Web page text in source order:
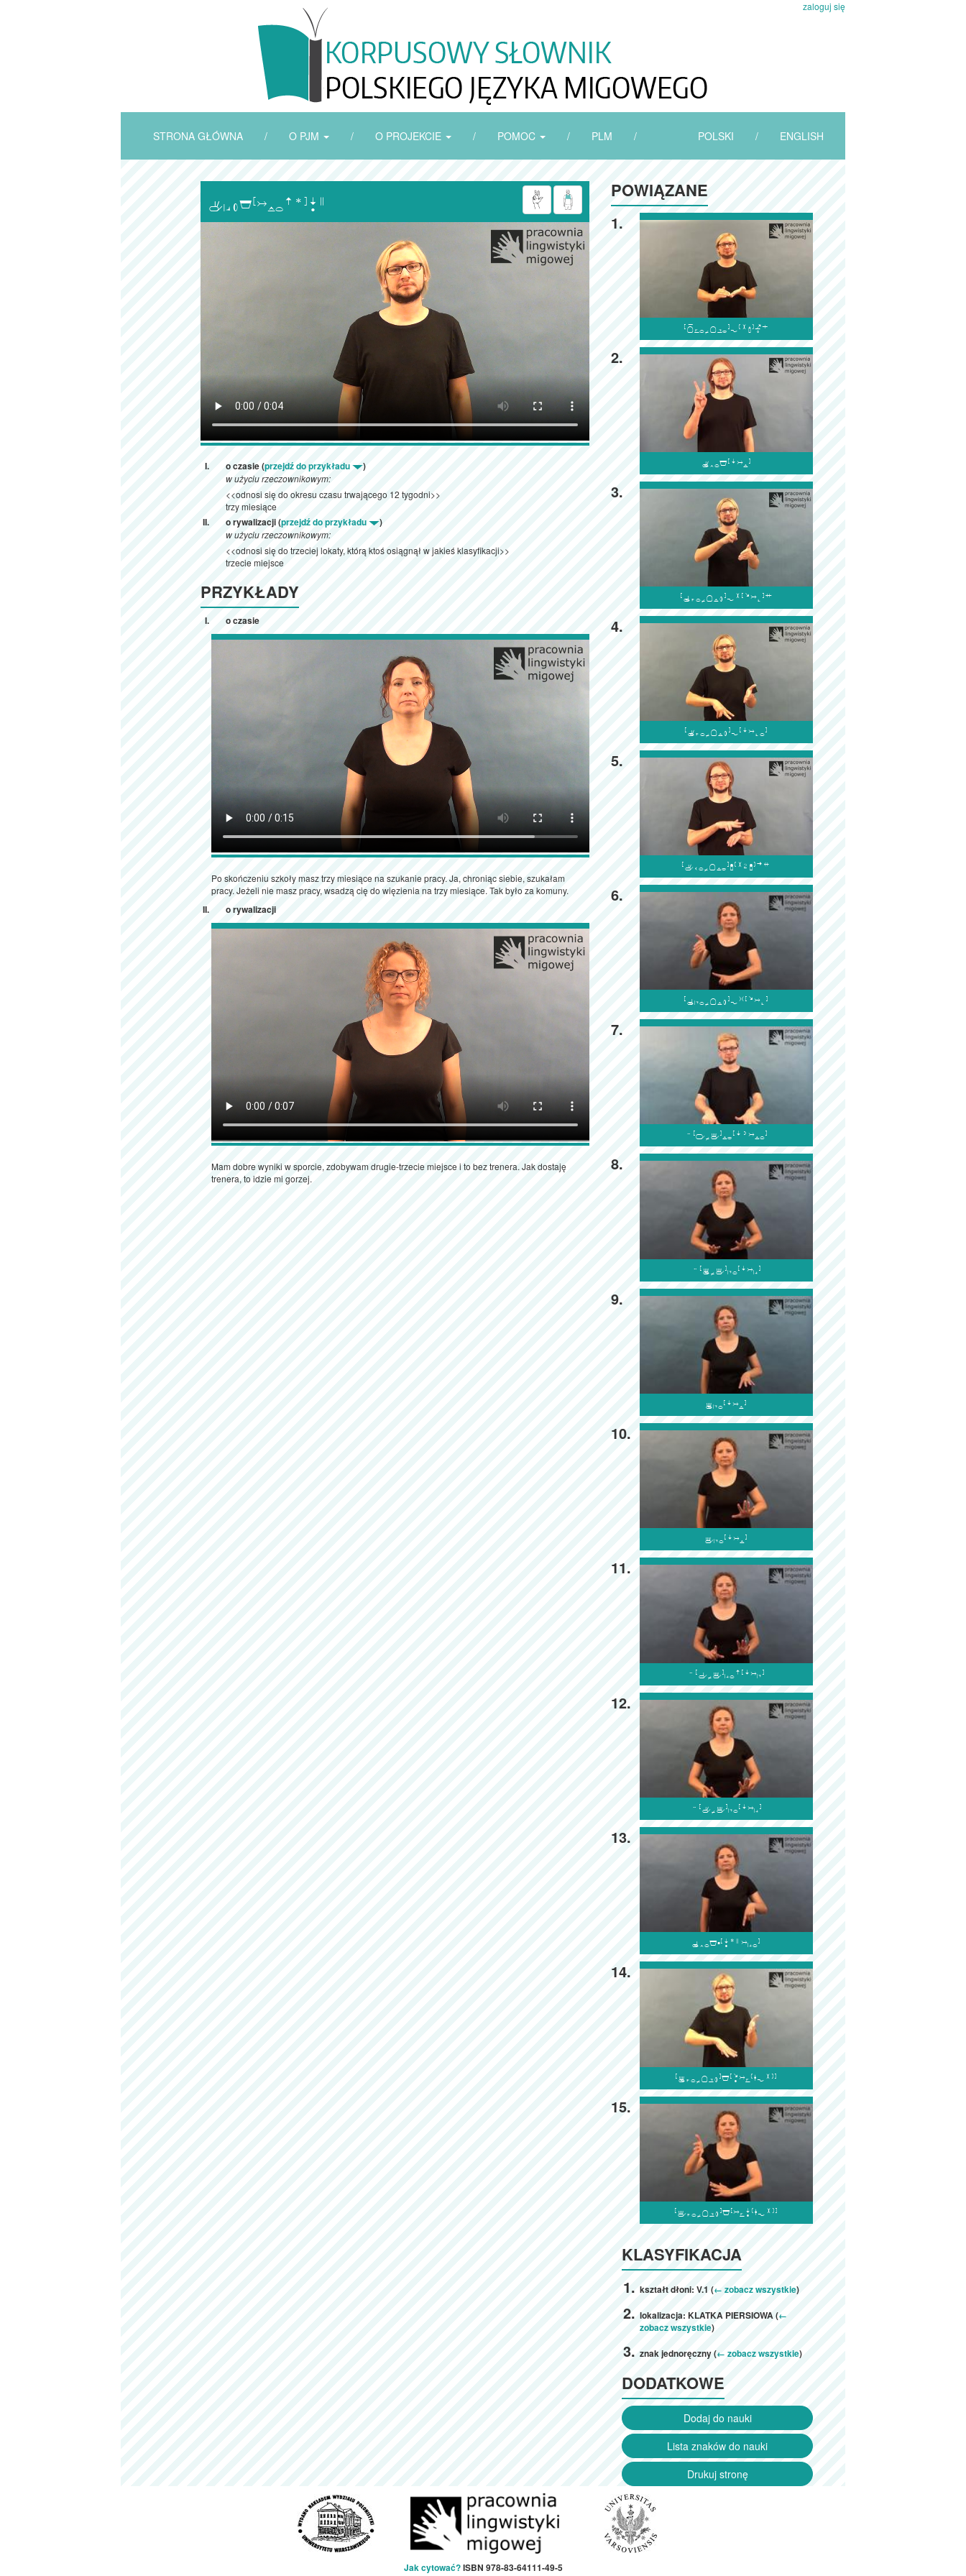
zaloguj się
STRONA GŁÓWNA / O PJM / O PROJEKCIE / POMOC / PLM / POLSKI / ENGLISH

o czasie (przejdź do przykładu )
w użyciu rzeczownikowym:
<<odnosi się do okresu czasu trwającego 12 tygodni>>
trzy miesiące
o rywalizacji (przejdź do przykładu )
w użyciu rzeczownikowym:
<<odnosi się do trzeciej lokaty, którą ktoś osiągnął w jakieś klasyfikacji>>
trzecie miejsce
PRZYKŁADY
o czasie
Po skończeniu szkoły masz trzy miesiące na szukanie pracy. Ja, chroniąc siebie, szukałam
pracy. Jeżeli nie masz pracy, wsadzą cię do więzienia na trzy miesiące. Tak było za komuny.
o rywalizacji
Mam dobre wyniki w sporcie, zdobywam drugie-trzecie miejsce i to bez trenera. Jak dostaję
trenera, to idzie mi gorzej.
POWIĄZANE
1.

2.

3.

4.

5.

6.

7.

8.

9.

10.

11.

12.

13.

14.

15.

KLASYFIKACJA
kształt dłoni: V.1 (← zobacz wszystkie)
lokalizacja: KLATKA PIERSIOWA (←
zobacz wszystkie)
znak jednoręczny (← zobacz wszystkie)
DODATKOWE
Dodaj do nauki
Lista znaków do nauki
Drukuj stronę
Jak cytować?ISBN 978-83-64111-49-5